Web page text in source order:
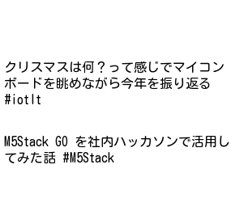
クリスマスは何？って感じでマイコン
ボードを眺めながら今年を振り返る
#iotlt
M5Stack GO を社内ハッカソンで活用し
てみた話 #M5Stack